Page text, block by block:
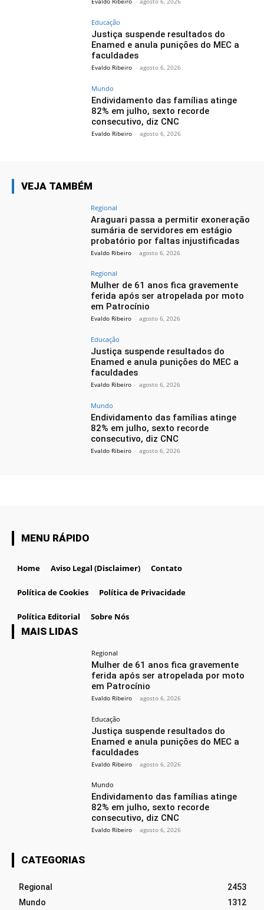
Educação
Justiça suspende resultados do
Enamed e anula punições do MEC a
faculdades
Evaldo Ribeiro - agosto 6, 2026
Mundo
Endividamento das famílias atinge
82% em julho, sexto recorde
consecutivo, diz CNC
Evaldo Ribeiro - agosto 6, 2026
VEJA TAMBÉM
Regional
Araguari passa a permitir exoneração
sumária de servidores em estágio
probatório por faltas injustificadas
Evaldo Ribeiro - agosto 6, 2026
Regional
Mulher de 61 anos fica gravemente
ferida após ser atropelada por moto
em Patrocínio
Evaldo Ribeiro - agosto 6, 2026
Educação
Justiça suspende resultados do
Enamed e anula punições do MEC a
faculdades
Evaldo Ribeiro - agosto 6, 2026
Mundo
Endividamento das famílias atinge
82% em julho, sexto recorde
consecutivo, diz CNC
Evaldo Ribeiro - agosto 6, 2026
MENU RÁPIDO
Home Aviso Legal (Disclaimer) Contato
Política de Cookies Política de Privacidade
Política Editorial Sobre Nós
MAIS LIDAS
Regional
Mulher de 61 anos fica gravemente
ferida após ser atropelada por moto
em Patrocínio
Evaldo Ribeiro - agosto 6, 2026
Educação
Justiça suspende resultados do
Enamed e anula punições do MEC a
faculdades
Evaldo Ribeiro - agosto 6, 2026
Mundo
Endividamento das famílias atinge
82% em julho, sexto recorde
consecutivo, diz CNC
Evaldo Ribeiro - agosto 6, 2026
CATEGORIAS
Regional
2453
Mundo
1312